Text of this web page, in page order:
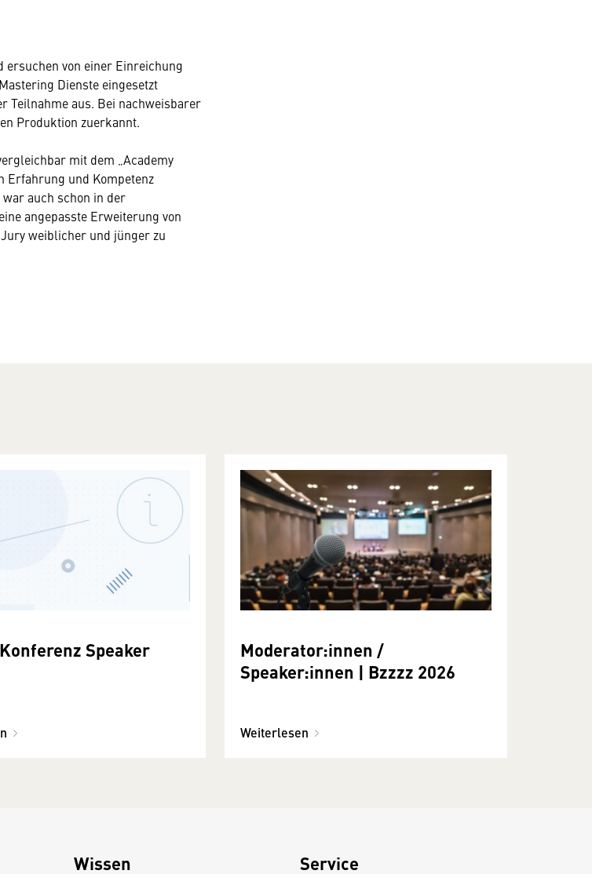
von einer Einreichung
Dienste eingesetzt
Teilnahme aus. Bei nachweisbarer
Produktion zuerkannt.
mit dem „Academy
Erfahrung und Kompetenz
auch schon in der
angepasste Erweiterung von
weiblicher und jünger zu
Speaker
Moderator:innen /
Speaker:innen | Bzzzz 2026
Weiterlesen
Wissen Service